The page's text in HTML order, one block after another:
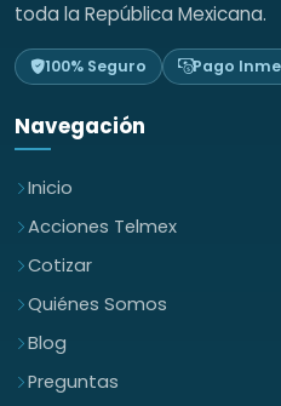
toda la República Mexicana.
100% Seguro Pago
Navegación
Inicio
Acciones Telmex
Cotizar
Quiénes Somos
Blog
Preguntas